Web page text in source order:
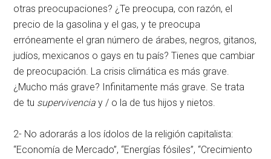
otras preocupaciones? ¿Te preocupa, con razón, el
precio de la gasolina y el gas, y te preocupa
erróneamente el gran número de árabes, negros, gitanos,
judíos, mexicanos o gays en tu país? Tienes que cambiar
de preocupación. La crisis climática es más grave.
¿Mucho más grave? Infinitamente más grave. Se trata
de tu supervivenciay / o la de tus hijos y nietos.
2- No adorarás a los ídolos de la religión capitalista:
“Economía de Mercado”, “Energías fósiles”, “Crecimiento